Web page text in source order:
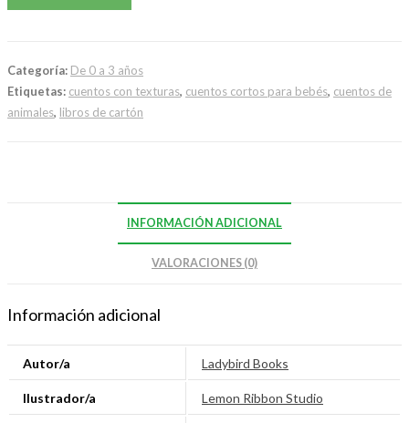
Categoría: De 0 a 3 años
Etiquetas: cuentos con texturas, cuentos cortos para bebés, cuentos de
animales, libros de cartón
INFORMACIÓN ADICIONAL
VALORACIONES (0)
Información adicional
Autor/a Ladybird Books
Ilustrador/a Lemon Ribbon Studio